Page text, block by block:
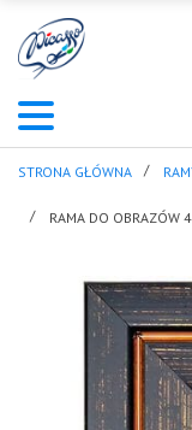
STRONA GŁÓWNA
RAMA DO OBRAZÓW